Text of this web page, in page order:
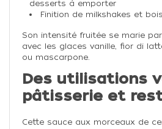
desserts à emporter
Finition de milkshakes et
Son intensité fruitée se marie
avec les glaces vanille, fior di
ou mascarpone.
Des utilisations
pâtisserie et
Cette sauce aux morceaux de